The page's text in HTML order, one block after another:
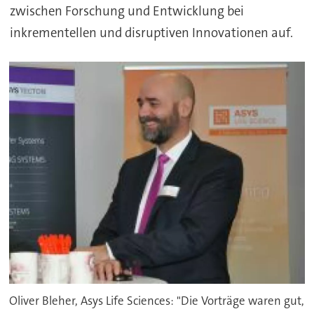
zwischen Forschung und Entwicklung bei
inkrementellen und disruptiven Innovationen auf.
Oliver Bleher, Asys Life Sciences: "Die Vorträge waren gut,